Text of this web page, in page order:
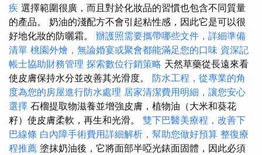
疾 選擇範圍很廣，而且對於化妝品的習慣也包含不同質量
的產品。 奶油的淺配方不會引起粘性感，因此它是可以很
好地化妝的防曬霜。 辦護照需要攜帶哪些文件，詳細準備
清單 桃園外燴，無論婚宴或聚會都能滿足您的口味 資深記
帳士協助財務管理 探索數位行銷策略 天然草藥從長遠來看
使皮膚保持水分並改善其光滑度。 防水工程，從專業的角
度為您的房屋進行防水處理 居家清潔費用明細，讓您安心
選擇 石榴提取物滋養並增強皮膚，植物油（大米和葵花
籽）使皮膚柔軟，再生和光滑。 雙下巴醫美療程，改善下
巴線條 白內障手術費用詳細解析，幫助您做好預算 整復療
程推薦 塗抹奶油後，它將面部半啞光錶面固體，因此必須